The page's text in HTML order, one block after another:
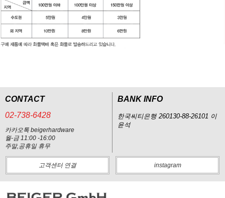
CONTACT
02-738-6428
카카오톡 beigerhardware
월-금 11:00 -16:00
주말,공휴일 휴무
BANK INFO
한국씨티은행 260130-88-26101 이
윤석
고객센터 연결 instagram